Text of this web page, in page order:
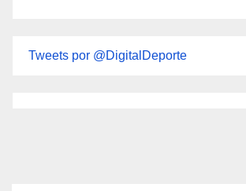
Tweets por @DigitalDeporte